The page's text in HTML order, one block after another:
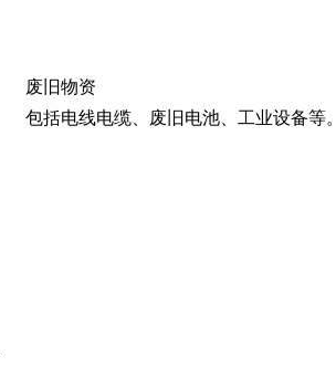
废旧物资
包括电线电缆、废旧电池、工业设备等。